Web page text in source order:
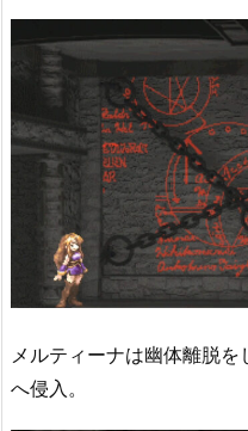
メルティーナは幽体離脱
へ侵入。